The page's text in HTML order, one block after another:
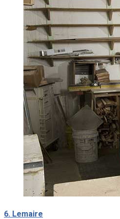
6. Lemaire